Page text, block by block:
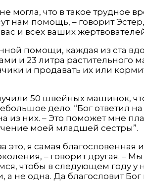
могла, что в такое трудное
нам помощь, – говорит
и всех ваших
помощи, каждая из ста
и 23 литра растительного
и продавать их или
50 швейных машинок,
дело. “Бог ответил
из них. – Это поможет мне
моей младшей сестры”.
это, я самая благословенная
– говорит другая. – Мы
чтобы в следующем году у
не одна. Да благословит Бог